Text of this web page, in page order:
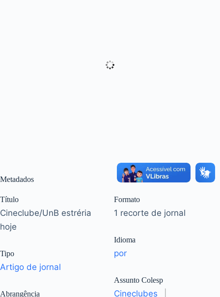
Metadados
Título
Cineclube/UnB estréria
hoje
Tipo
Artigo de jornal
Abrangência
Formato
1 recorte de jornal
Idioma
por
Assunto Colesp
Cineclubes